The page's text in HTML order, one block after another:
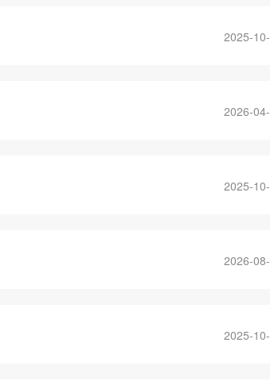
2025-
2026-
2025-
2026-
2025-